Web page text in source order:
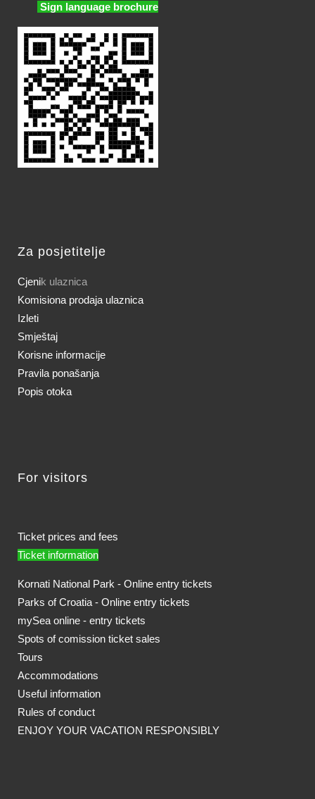
Sign language brochure
Za posjetitelje
Cjenik ulaznica
Komisiona prodaja ulaznica
Izleti
Smještaj
Korisne informacije
Pravila ponašanja
Popis otoka
For visitors
Ticket prices and fees
Ticket information
Kornati National Park - Online entry tickets
Parks of Croatia - Online entry tickets
mySea online - entry tickets
Spots of comission ticket sales
Tours
Accommodations
Useful information
Rules of conduct
ENJOY YOUR VACATION RESPONSIBLY